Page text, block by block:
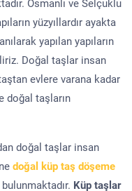
Osmanlı ve Selçuklu
yüzyıllardır ayakta
yapılan yapıların
Doğal taşlar insan
evlere varana kadar
doğal taşların
doğal taşlar insan
doğal küp taş döşeme
Küp taşlar